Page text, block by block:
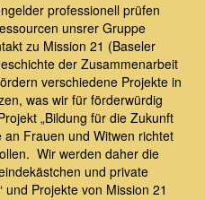
professionell prüfen
unsrer Gruppe
zu Mission 21 (Baseler
der Zusammenarbeit
verschiedene Projekte in
was wir für förderwürdig
„Bildung für die Zukunft
an Frauen und Witwen richtet
Wir werden daher die
und private
und Projekte von Mission 21